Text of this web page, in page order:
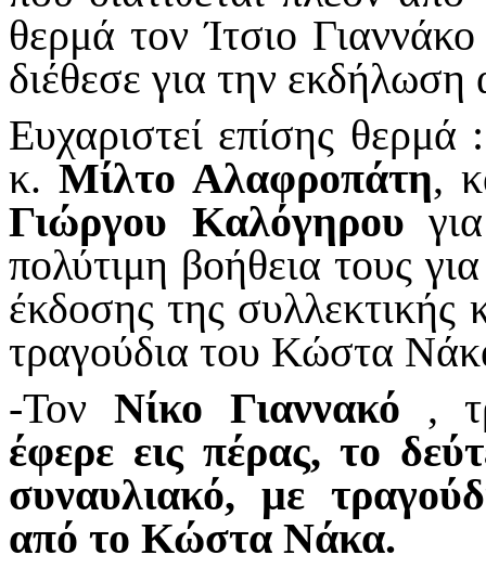
θερμά τον Ίτσιο
διέθεσε για την εκδήλωση
Ευχαριστεί επίσης θερμά
κ. Μίλτο Αλαφροπάτη,
Γιώργου Καλόγηρου
πολύτιμη βοήθεια τους
έκδοσης της
τραγούδια του Κώστα
-Τον Νίκο Γιαννακό ,
έφερε εις πέρας, το
συναυλιακό, με
από το Κώστα Νάκα.